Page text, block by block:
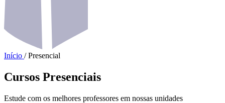
Início / Presencial
Cursos Presenciais
Estude com os melhores professores em nossas unidades